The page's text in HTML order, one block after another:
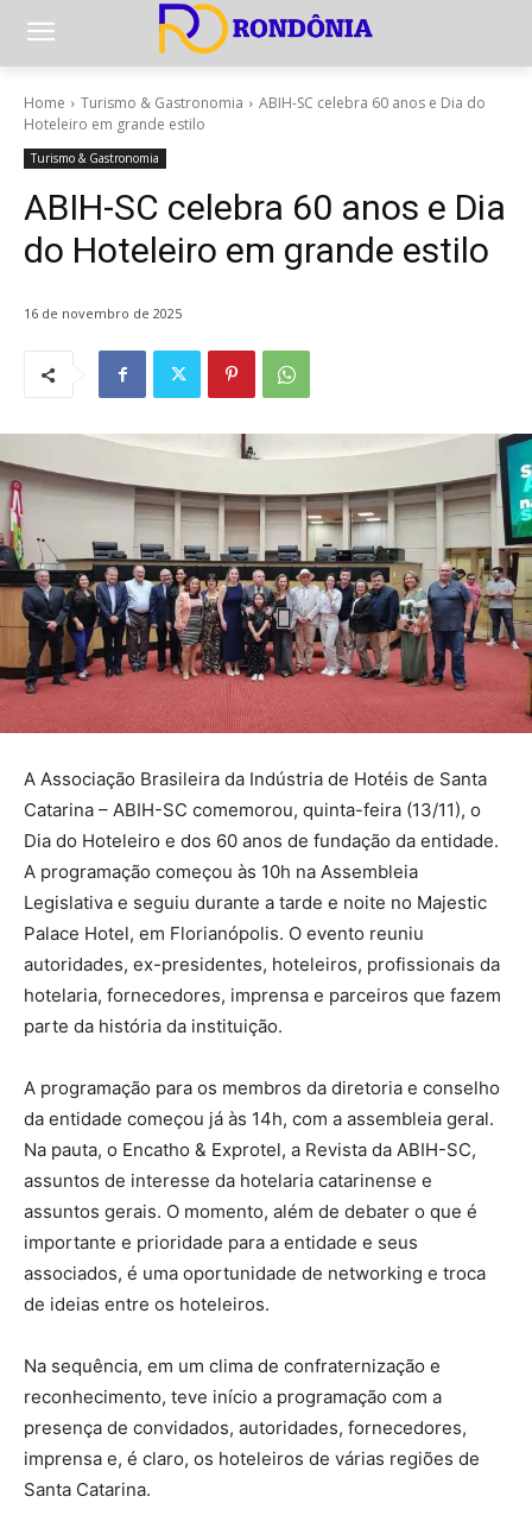
Home Turismo & Gastronomia
ABIH-SC celebra 60 anos e Dia do
Hoteleiro em grande estilo
Turismo & Gastronomia
ABIH-SC celebra 60 anos e Dia
do Hoteleiro em grande estilo
16 de novembro de 2025
A Associação Brasileira da Indústria de Hotéis de Santa
Catarina – ABIH-SC comemorou, quinta-feira (13/11), o
Dia do Hoteleiro e dos 60 anos de fundação da entidade.
A programação começou às 10h na Assembleia
Legislativa e seguiu durante a tarde e noite no Majestic
Palace Hotel, em Florianópolis. O evento reuniu
autoridades, ex-presidentes, hoteleiros, profissionais da
hotelaria, fornecedores, imprensa e parceiros que fazem
parte da história da instituição.
A programação para os membros da diretoria e conselho
da entidade começou já às 14h, com a assembleia geral.
Na pauta, o Encatho & Exprotel, a Revista da ABIH-SC,
assuntos de interesse da hotelaria catarinense e
assuntos gerais. O momento, além de debater o que é
importante e prioridade para a entidade e seus
associados, é uma oportunidade de networking e troca
de ideias entre os hoteleiros.
Na sequência, em um clima de confraternização e
reconhecimento, teve início a programação com a
presença de convidados, autoridades, fornecedores,
imprensa e, é claro, os hoteleiros de várias regiões de
Santa Catarina.